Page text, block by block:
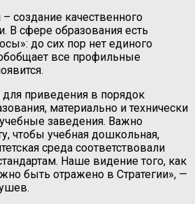
создание качественного
В сфере образования есть
до сих пор нет единого
все профильные
приведения в порядок
материально и технически
заведения. Важно
чтобы учебная дошкольная,
среда соответствовали
Наше видение того, как
быть отражено в Стратегии», —